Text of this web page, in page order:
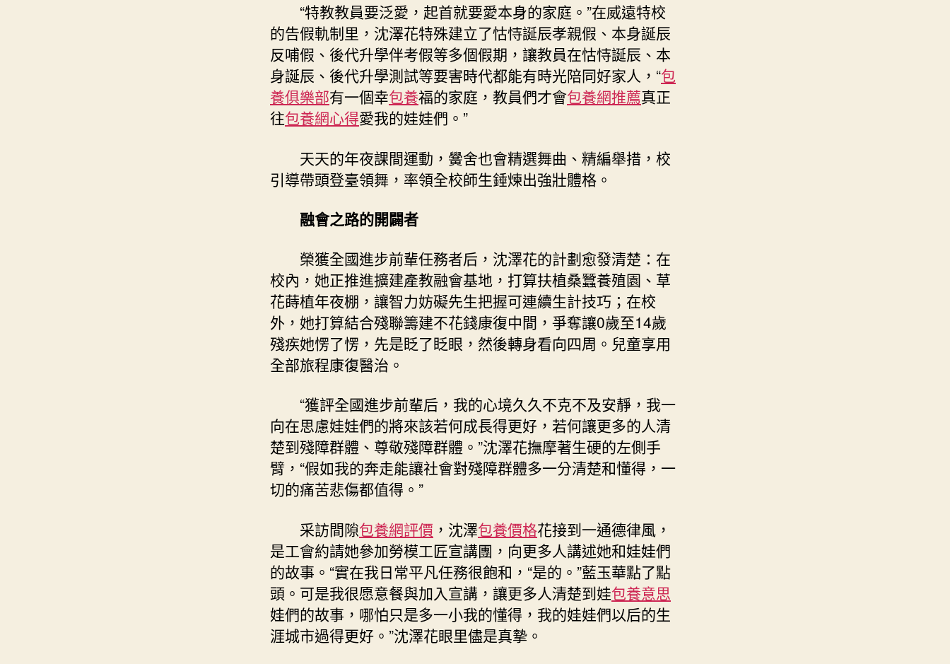
“特教教員要泛愛，起首就要愛本身的家庭。”在威遠特校
的告假軌制里，沈澤花特殊建立了怙恃誕辰孝親假、本身誕辰
反哺假、後代升學伴考假等多個假期，讓教員在怙恃誕辰、本
身誕辰、後代升學測試等要害時代都能有時光陪同好家人，“包
養俱樂部有一個幸包養福的家庭，教員們才會包養網推薦真正
往包養網心得愛我的娃娃們。”
天天的年夜課間運動，黌舍也會精選舞曲、精編舉措，校
引導帶頭登臺領舞，率領全校師生錘煉出強壯體格。
融會之路的開闢者
榮獲全國進步前輩任務者后，沈澤花的計劃愈發清楚：在
校內，她正推進擴建產教融會基地，打算扶植桑蠶養殖園、草
花蒔植年夜棚，讓智力妨礙先生把握可連續生計技巧；在校
外，她打算結合殘聯籌建不花錢康復中間，爭奪讓0歲至14歲
殘疾她愣了愣，先是眨了眨眼，然後轉身看向四周。兒童享用
全部旅程康復醫治。
“獲評全國進步前輩后，我的心境久久不克不及安靜，我一
向在思慮娃娃們的將來該若何成長得更好，若何讓更多的人清
楚到殘障群體、尊敬殘障群體。”沈澤花撫摩著生硬的左側手
臂，“假如我的奔走能讓社會對殘障群體多一分清楚和懂得，一
切的痛苦悲傷都值得。”
采訪間隙包養網評價 ，沈澤包養價格花接到一通德律風，
是工會約請她參加勞模工匠宣講團，向更多人講述她和娃娃們
的故事。“實在我日常平凡任務很飽和，“是的。”藍玉華點了點
頭。可是我很愿意餐與加入宣講，讓更多人清楚到娃包養意思
娃們的故事，哪怕只是多一小我的懂得，我的娃娃們以后的生
涯城市過得更好。”沈澤花眼里儘是真摯。